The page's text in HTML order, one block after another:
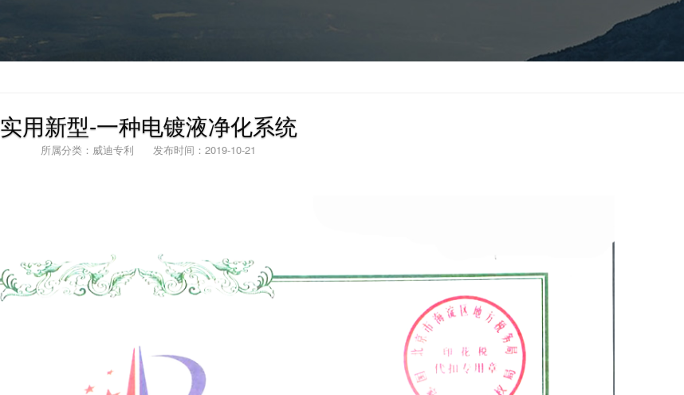
实用新型-一种电镀液净化系统
所属分类：威迪专利 发布时间：2019-10-21